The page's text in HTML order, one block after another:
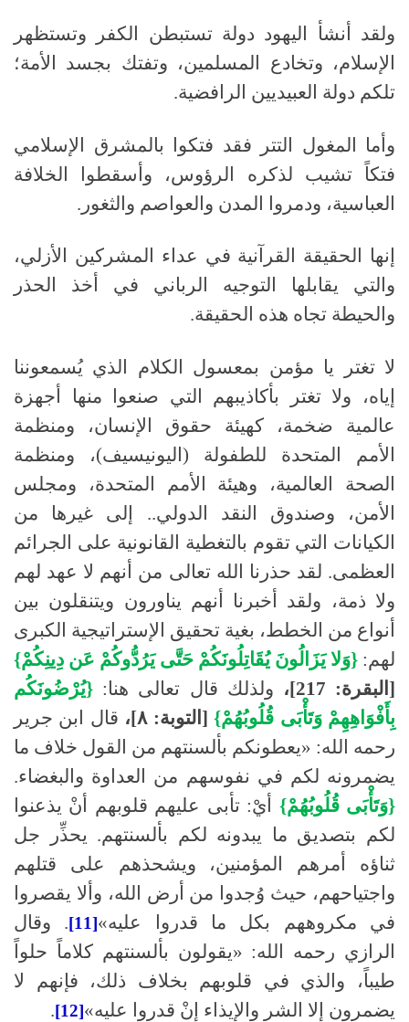
ولقد أنشأ اليهود دولة تستبطن الكفر وتستظهر
الإسلام، وتخادع المسلمين، وتفتك بجسد الأمة؛
تلكم دولة العبيديين الرافضية.
وأما المغول التتر فقد فتكوا بالمشرق الإسلامي
فتكاً تشيب لذكره الرؤوس، وأسقطوا الخلافة
العباسية، ودمروا المدن والعواصم والثغور.
إنها الحقيقة القرآنية في عداء المشركين الأزلي،
والتي يقابلها التوجيه الرباني في أخذ الحذر
والحيطة تجاه هذه الحقيقة.
لا تغتر يا مؤمن بمعسول الكلام الذي يُسمعوننا
إياه، ولا تغتر بأكاذيبهم التي صنعوا منها أجهزة
عالمية ضخمة، كهيئة حقوق الإنسان، ومنظمة
الأمم المتحدة للطفولة (اليونيسيف)، ومنظمة
الصحة العالمية، وهيئة الأمم المتحدة، ومجلس
الأمن، وصندوق النقد الدولي.. إلى غيرها من
الكيانات التي تقوم بالتغطية القانونية على الجرائم
العظمى. لقد حذرنا الله تعالى من أنهم لا عهد لهم
ولا ذمة، ولقد أخبرنا أنهم يناورون ويتنقلون بين
أنواع من الخطط، بغية تحقيق الإستراتيجية الكبرى
لهم: {وَلا يَزَالُونَ يُقَاتِلُونَكُمْ حَتَّى يَرُدُّوكُمْ عَن دِينِكُمْ}
[البقرة: 217]،
ولذلك قال تعالى هنا: {يُرْضُونَكُم
بِأَفْوَاهِهِمْ وَتَأْبَى قُلُوبُهُمْ}[التوبة: ٨]،
قال ابن جرير
رحمه الله: «يعطونكم بألسنتهم من القول خلاف ما
يضمرونه لكم في نفوسهم من العداوة والبغضاء.
{وَتَأْبَى قُلُوبُهُمْ} أيْ: تأبى عليهم قلوبهم أنْ يذعنوا
لكم بتصديق ما يبدونه لكم بألسنتهم. يحذِّر جل
ثناؤه أمرهم المؤمنين، ويشحذهم على قتلهم
واجتياحهم، حيث وُجدوا من أرض الله، وألا يقصروا
في مكروههم بكل ما قدروا عليه»[11]
. وقال
الرازي رحمه الله: «يقولون بألسنتهم كلاماً حلواً
طيباً، والذي في قلوبهم بخلاف ذلك، فإنهم لا
يضمرون إلا الشر والإيذاء إنْ قدروا عليه»[12]
.